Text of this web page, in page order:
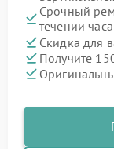
Срочный
течении часа
Скидка для
Получите